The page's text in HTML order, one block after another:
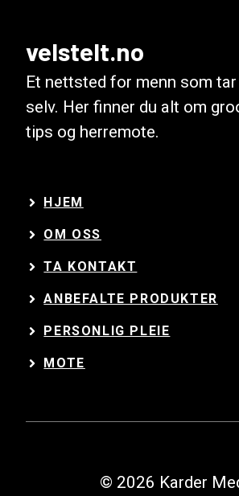
velstelt.no
Et nettsted for menn som tar
selv. Her finner du alt om
tips og herremote.
HJEM
OM OSS
TA KONTAKT
ANBEFALTE PRODUKTER
PERSONLIG PLEIE
MOTE
© 2026 Karder